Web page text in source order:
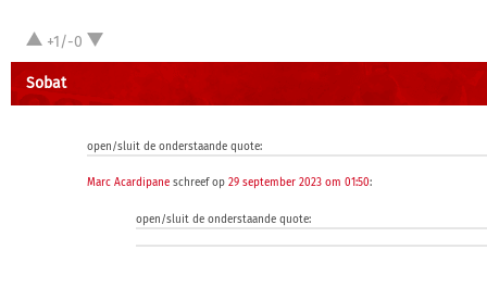
+1/-0
Sobat
open/sluit de onderstaande quote:
Marc Acardipane schreef op 29 september 2023 om 01:50:
open/sluit de onderstaande quote: